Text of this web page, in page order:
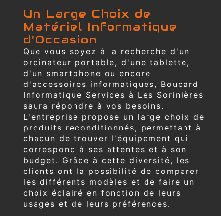
Un Large Choix de
Matériel Informatique
d'Occasion
Que vous soyez à la recherche d'un
ordinateur portable, d'une tablette,
d'un smartphone ou encore
d'accessoires informatiques, Boucard
Informatique Services à Les Sorinières
saura répondre à vos besoins.
L'entreprise propose un large choix de
produits reconditionnés, permettant à
chacun de trouver l'équipement qui
correspond à ses attentes et à son
budget. Grâce à cette diversité, les
clients ont la possibilité de comparer
les différents modèles et de faire un
choix éclairé en fonction de leurs
usages et de leurs préférences.